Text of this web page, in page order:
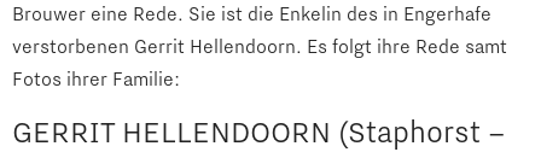
Brouwer eine Rede. Sie ist die Enkelin des in Engerhafe
verstorbenen Gerrit Hellendoorn. Es folgt ihre Rede samt
Fotos ihrer Familie:
GERRIT HELLENDOORN (Staphorst –